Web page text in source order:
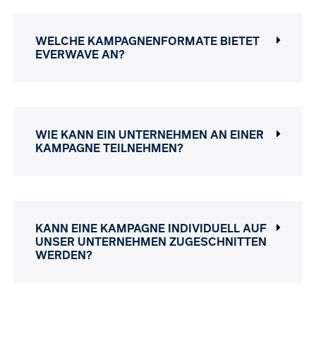
WELCHE KAMPAGNENFORMATE BIETET
EVERWAVE AN?
WIE KANN EIN UNTERNEHMEN AN EINER
KAMPAGNE TEILNEHMEN?
KANN EINE KAMPAGNE INDIVIDUELL AUF
UNSER UNTERNEHMEN ZUGESCHNITTEN
WERDEN?